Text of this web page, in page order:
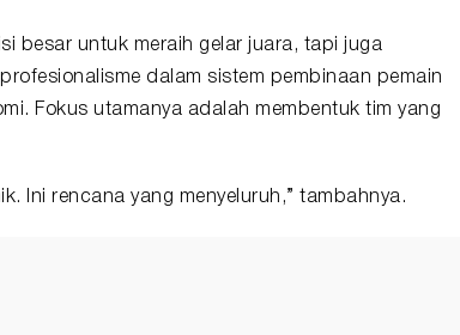
besar untuk meraih gelar juara, tapi juga
dalam sistem pembinaan pemain
Fokus utamanya adalah membentuk tim yang
Ini rencana yang menyeluruh,” tambahnya.